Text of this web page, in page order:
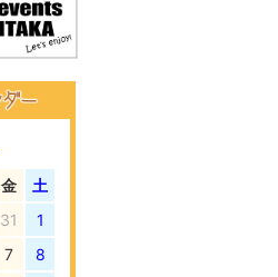
金
土
31
1
7
8